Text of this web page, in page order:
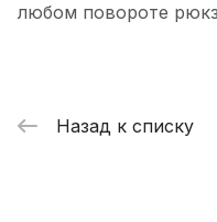
любом повороте
Назад к списку